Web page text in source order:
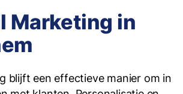
Marketing in
blijft een effectieve manier om in